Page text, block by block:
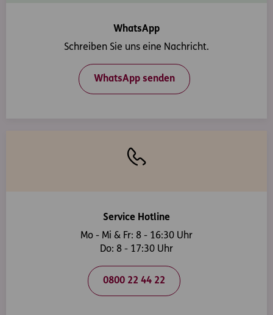
WhatsApp
Schreiben Sie uns eine Nachricht.
WhatsApp senden
Service Hotline
Mo - Mi & Fr: 8 - 16:30 Uhr
Do: 8 - 17:30 Uhr
0800 22 44 22